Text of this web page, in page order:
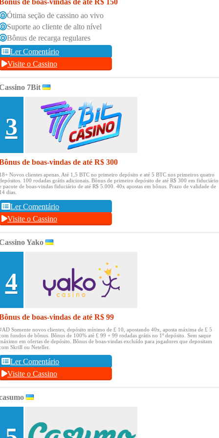
de boas-vindas de até R$ 150
Ótima seção de cassino ao vivo
Suporte ao cliente de alto nível
Bônus de recarga regulares
Ler Comentário
Visite o Cassino
7Bit
3
de boas-vindas de até R$ 300
Novos clientes apenas. Até 1,5 BTC no primeiro depósito e até 5 BTC nos primeiros quatro
100 rodadas grátis adicionais. Bônus de primeiro depósito de até R$ 300 em fiduciário
pacote de boas-vindas fiduciário de até R$ 5.000. 40x apostas em bônus. Prazo de validade de
dias.
Ler Comentário
Visite o Cassino
Yako
4
de boas-vindas de até R$ 99
Somente novos clientes, depósito mínimo de £ 10, apostando 40x, aposta máxima de £ 5
fundos de bônus. Bônus de 100% até £ 99 + 99 rodadas grátis no 1º depósito. Sem saque
em ofertas de depósito. Bônus de boas-vindas excluído para jogadores que depositam
Skrill ou Neteller.
Ler Comentário
Visite o Cassino